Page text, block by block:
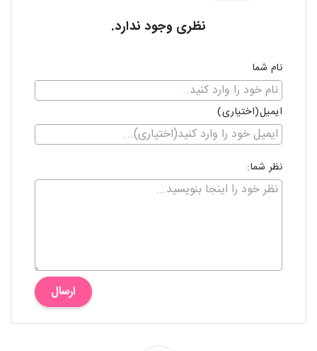
نظری وجود ندارد.
نام شما
ایمیل(اختیاری)
نظر شما:
ارسال